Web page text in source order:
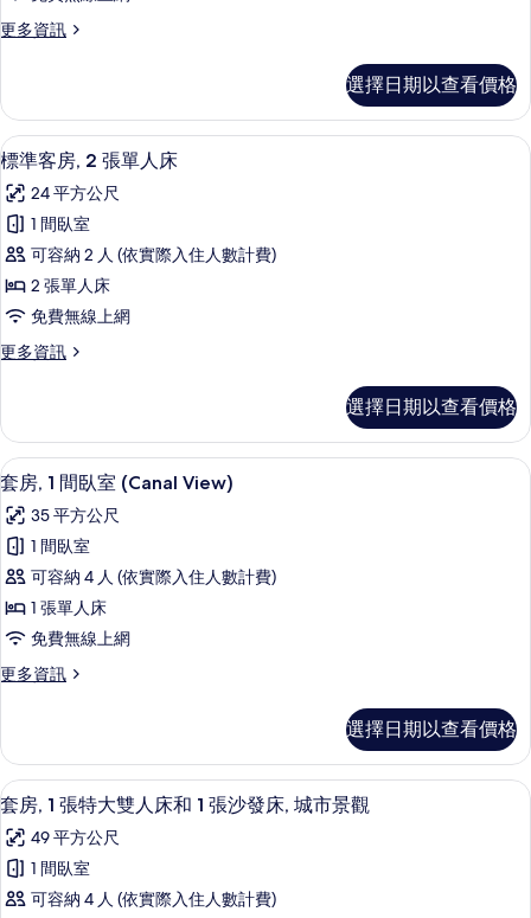
片
情
張
大
雙
人
床,
無
障
礙
的
所
片
更多資訊
更
客
房,
1
特
大
人
床,
無
障
礙
選擇日期以查看價格
顯
示
標
準
客
房,
張
人
床
的
所
有
相
片
低過敏寢具、客房內保險箱、書桌、
4
標準客房, 2 張單人床
24 平方公尺
1 間臥室
可容納 2 人 (依實際入住人數計費)
2 張單人床
免費無線上網
更多資訊
更
客
房,
2
單
人
的
詳
情
選擇日期以查看價格
顯
示
套
房,
1
間
臥
室
的
所
有
相
片
套房, 1 間臥室 (Canal View) | 低過敏
8
套房, 1 間臥室 (Canal View)
35 平方公尺
1 間臥室
可容納 4 人 (依實際入住人數計費)
1 張單人床
免費無線上網
更多資訊
更
1
間
臥
(Canal
View)
詳
選擇日期以查看價格
顯
示
套
房,
套房, 1 張特大雙人床和 1 張沙發床,
12
套房, 1 張特大雙人床和 1 張沙發床, 城市景觀
49 平方公尺
1 間臥室
可容納 4 人 (依實際入住人數計費)